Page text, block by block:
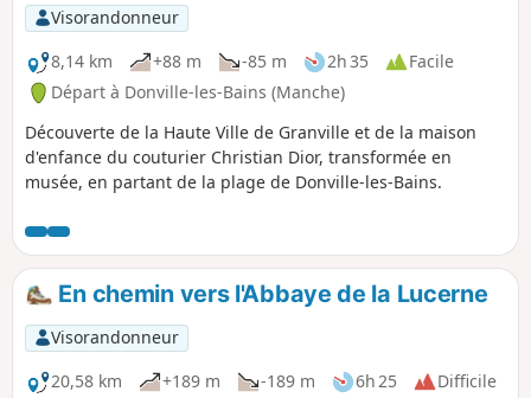
Visorandonneur
8,14 km
+88 m -85 m 2h 35
Facile
Départ à Donville-les-Bains (Manche)
Découverte de la Haute Ville de Granville et de la maison
d'enfance du couturier Christian Dior, transformée en
musée, en partant de la plage de Donville-les-Bains.
En chemin vers l'Abbaye de la Lucerne
Visorandonneur
20,58 km
+189 m -189 m 6h 25
Difficile